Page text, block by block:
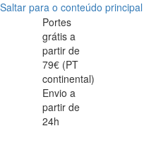
Saltar para o conteúdo principal
Travessa
retangular
Harvest
Mustard
Travessa
retangular
Harvest
Mustard
Portes
grátis a
partir de
79€ (PT
continental)
Envio a
partir de
24h